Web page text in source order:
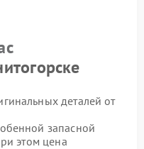
деталей от
запасной
этом цена